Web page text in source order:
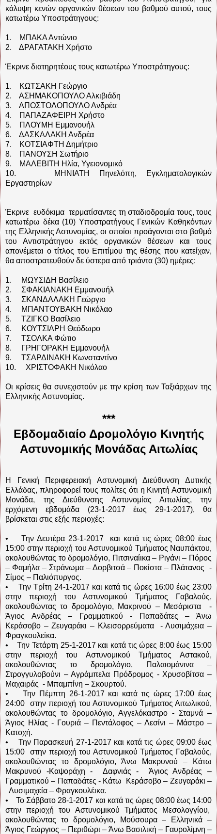
κάλυψη κενών οργανικών θέσεων του βαθμού αυτού, τους
κατωτέρω Υποστράτηγους:
1. ΜΠΑΚΑ Αντώνιο
2. ΔΡΑΓΑΤΑΚΗ Χρήστο
Έκρινε διατηρητέους τους κατωτέρω Υποστράτηγους:
1. ΚΩΤΣΑΚΗ Γεώργιο
2. ΑΣΗΜΑΚΟΠΟΥΛΟ Αλκιβιάδη
3. ΑΠΟΣΤΟΛΟΠΟΥΛΟ Ανδρέα
4. ΠΑΠΑΖΑΦΕΙΡΗ Χρήστο
5. ΠΛΟΥΜΗ Εμμανουήλ
6. ΔΑΣΚΑΛΑΚΗ Ανδρέα
7. ΚΟΤΣΙΑΦΤΗ Δημήτριο
8. ΠΑΝΟΥΣΗ Σωτήριο
9. ΜΑΛΕΒΙΤΗ Ηλία, Υγειονομικό
10. ΜΗΝΙΑΤΗ Πηνελόπη, Εγκληματολογικών
Εργαστηρίων
Έκρινε ευδόκιμα τερματίσαντες τη σταδιοδρομία τους, τους
κατωτέρω δέκα (10) Υποστρατήγους Γενικών Καθηκόντων
της Ελληνικής Αστυνομίας, οι οποίοι προάγονται στο βαθμό
του Αντιστράτηγου εκτός οργανικών θέσεων και τους
απονέμεται ο τίτλος του Επιτίμου της θέσης που κατείχαν,
θα αποστρατευθούν δε ύστερα από τριάντα (30) ημέρες:
1. ΜΩΥΣΙΔΗ Βασίλειο
2. ΣΦΑΚΙΑΝΑΚΗ Εμμανουήλ
3. ΣΚΑΝΔΑΛΑΚΗ Γεώργιο
4. ΜΠΑΝΤΟΥΒΑΚΗ Νικόλαο
5. ΤΖΙΓΚΟ Βασίλειο
6. ΚΟΥΤΣΙΑΡΗ Θεόδωρο
7. ΤΣΟΛΚΑ Φώτιο
8. ΓΡΗΓΟΡΑΚΗ Εμμανουήλ
9. ΤΣΑΡΔΙΝΑΚΗ Κωνσταντίνο
10. ΧΡΙΣΤΟΦΑΚΗ Νικόλαο
Οι κρίσεις θα συνεχιστούν με την κρίση των Ταξιάρχων της
Ελληνικής Αστυνομίας.
***
Εβδομαδιαίο Δρομολόγιο Κινητής
Αστυνομικής Μονάδας Αιτωλίας
Η Γενική Περιφερειακή Αστυνομική Διεύθυνση Δυτικής
Ελλάδας, πληροφορεί τους πολίτες ότι η Κινητή Αστυνομική
Μονάδα, της Διεύθυνσης Αστυνομίας Αιτωλίας, την
ερχόμενη εβδομάδα (23-1-2017 έως 29-1-2017), θα
βρίσκεται στις εξής περιοχές:
• Την Δευτέρα 23-1-2017 και κατά τις ώρες 08:00 έως
15:00 στην περιοχή του Αστυνομικού Τμήματος Ναυπάκτου,
ακολουθώντας το δρομολόγιο, Πιτσιναίικα – Ριγάνι – Πόρος
– Φαμήλα – Στράνωμα – Δορβιτσά – Ποκίστα – Πλάτανος -
Σίμος – Παλιόπυργος.
• Την Τρίτη 24-1-2017 και κατά τις ώρες 16:00 έως 23:00
στην περιοχή του Αστυνομικού Τμήματος Γαβαλούς,
ακολουθώντας το δρομολόγιο, Μακρινού – Μεσάριστα -
Άγιος Ανδρέας – Γραμματικού - Παπαδάτες – Άνω
Κεράσοβο – Ζευγαράκι – Κλεισορρεύματα - Λυσιμάχεια –
Φραγκουλείκα.
• Την Τετάρτη 25-1-2017 και κατά τις ώρες 8:00 έως 15:00
στην περιοχή του Αστυνομικού Τμήματος Αστακού,
ακολουθώντας το δρομολόγιο, Παλαιομάνινα –
Στρογγυλοβούνι – Αγράμπελα Πρόδρομος - Χρυσοβίτσα –
Μαχαιράς - Μπαμπίνη – Σκουρτού.
• Την Πέμπτη 26-1-2017 και κατά τις ώρες 17:00 έως
24:00 στην περιοχή του Αστυνομικού Τμήματος Αιτωλικού,
ακολουθώντας το δρομολόγιο, Αγγελόκαστρο - Σταμνά –
Άγιος Ηλίας - Γουριά – Πεντάλοφος – Λεσίνι – Μάστρο –
Κατοχή.
• Την Παρασκευή 27-1-2017 και κατά τις ώρες 09:00 έως
15:00 στην περιοχή του Αστυνομικού Τμήματος Γαβαλούς,
ακολουθώντας το δρομολόγιο, Άνω Μακρυνού – Κάτω
Μακρυνού -Καψοράχη - Δαφνιάς - Άγιος Ανδρέας –
Γραμματικού – Παπαδάτες - Κάτω Κεράσοβο – Ζευγαράκι –
Λυσιμαχεία – Φραγκουλέικα.
• Το Σάββατο 28-1-2017 και κατά τις ώρες 08:00 έως 14:00
στην περιοχή του Αστυνομικού Τμήματος Μεσολογγίου,
ακολουθώντας το δρομολόγιο, Μούσουρα – Ελληνικά –
Άγιος Γεώργιος – Περιθώρι – Άνω Βασιλική – Γαυρολίμνη –